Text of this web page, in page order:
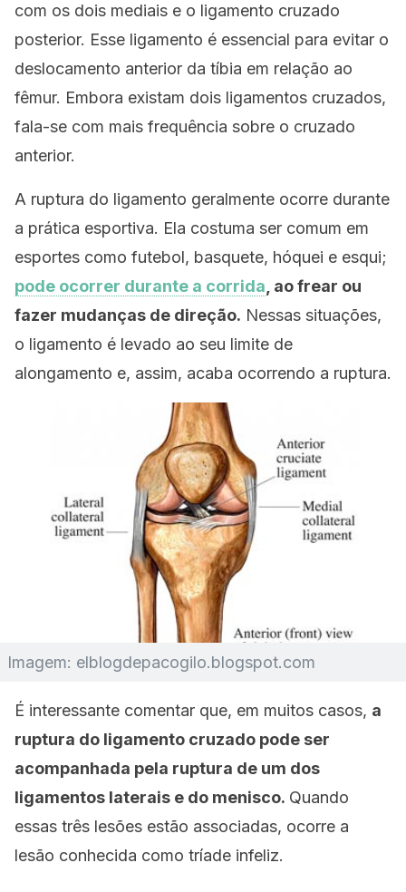
com os dois mediais e o ligamento cruzado
posterior. Esse ligamento é essencial para evitar o
deslocamento anterior da tíbia em relação ao
fêmur. Embora existam dois ligamentos cruzados,
fala-se com mais frequência sobre o cruzado
anterior.
A ruptura do ligamento geralmente ocorre durante
a prática esportiva. Ela costuma ser comum em
esportes como futebol, basquete, hóquei e esqui;
pode ocorrer durante a corrida , ao frear ou
fazer mudanças de direção. Nessas situações,
o ligamento é levado ao seu limite de
alongamento e, assim, acaba ocorrendo a ruptura.
Imagem: elblogdepacogilo.blogspot.com
É interessante comentar que, em muitos casos, a
ruptura do ligamento cruzado pode ser
acompanhada pela ruptura de um dos
ligamentos laterais e do menisco. Quando
essas três lesões estão associadas, ocorre a
lesão conhecida como tríade infeliz.